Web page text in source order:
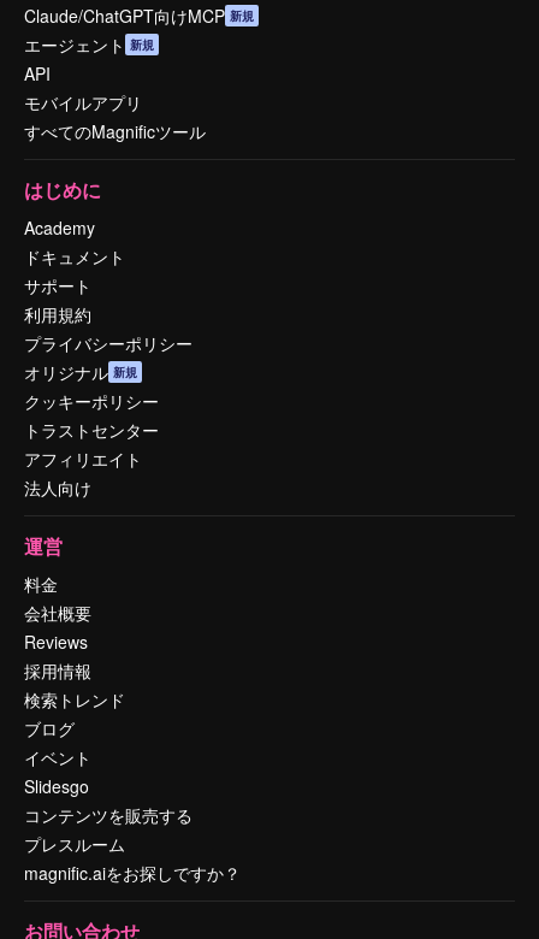
Claude/ChatGPT向けMCP 新規
エージェント 新規
API
モバイルアプリ
すべてのMagnificツール
はじめに
Academy
ドキュメント
サポート
利用規約
プライバシーポリシー
オリジナル 新規
クッキーポリシー
トラストセンター
アフィリエイト
法人向け
運営
料金
会社概要
Reviews
採用情報
検索トレンド
ブログ
イベント
Slidesgo
コンテンツを販売する
プレスルーム
magnific.aiをお探しですか？
お問い合わせ